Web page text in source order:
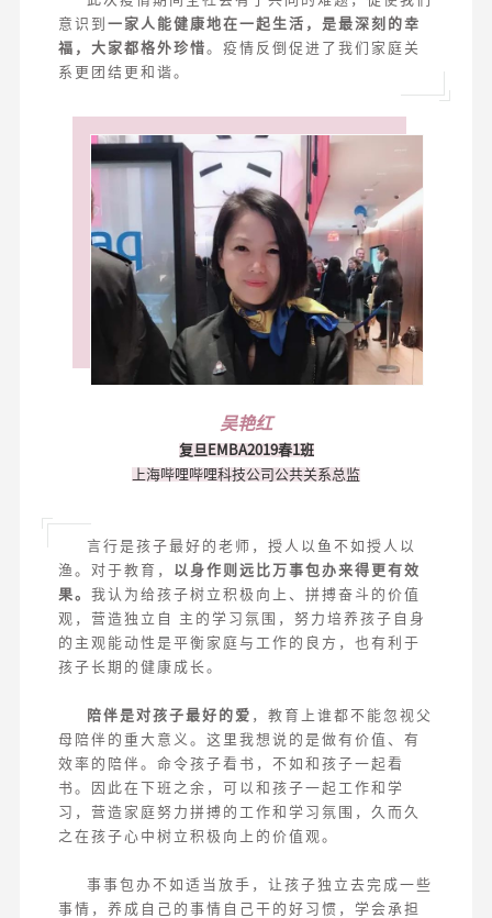
意识到 一家人能健康地在一起生活，是最深刻的幸
福，大家都格外珍惜。疫情反倒促进了我们家庭关
系更团结更和谐。
吴艳红
复旦EMBA2019春1班
上海哔哩哔哩科技公司公共关系总监
言行是孩子最好的老师，授人以鱼不如授人以
渔。对于教育， 以身作则远比万事包办来得更有效
果。 我认为给孩子树立积极向上、拼搏奋斗的价值
观，营造独立自 主的学习氛围，努力培养孩子自身
的主观能动性是平衡家庭与工作的良方，也有利于
孩子长期的健康成长。
陪伴是对孩子最好的爱 ，教育上谁都不能忽视父
母陪伴的重大意义。这里我想说的是做有价值、有
效率的陪伴。命令孩子看书，不如和孩子一起看
书。因此在下班之余，可以和孩子一起工作和学
习，营造家庭努力拼搏的工作和学习氛围，久而久
之在孩子心中树立积极向上的价值观。
事事包办不如适当放手，让孩子独立去完成一些
事情，养成自己的事情自己干的好习惯，学会承担